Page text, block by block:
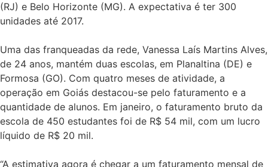
(RJ) e Belo Horizonte (MG). A expectativa é ter 300
unidades até 2017.
Uma das franqueadas da rede, Vanessa Laís Martins Alves,
de 24 anos, mantém duas escolas, em Planaltina (DE) e
Formosa (GO). Com quatro meses de atividade, a
operação em Goiás destacou-se pelo faturamento e a
quantidade de alunos. Em janeiro, o faturamento bruto da
escola de 450 estudantes foi de R$ 54 mil, com um lucro
líquido de R$ 20 mil.
“A estimativa agora é chegar a um faturamento mensal de